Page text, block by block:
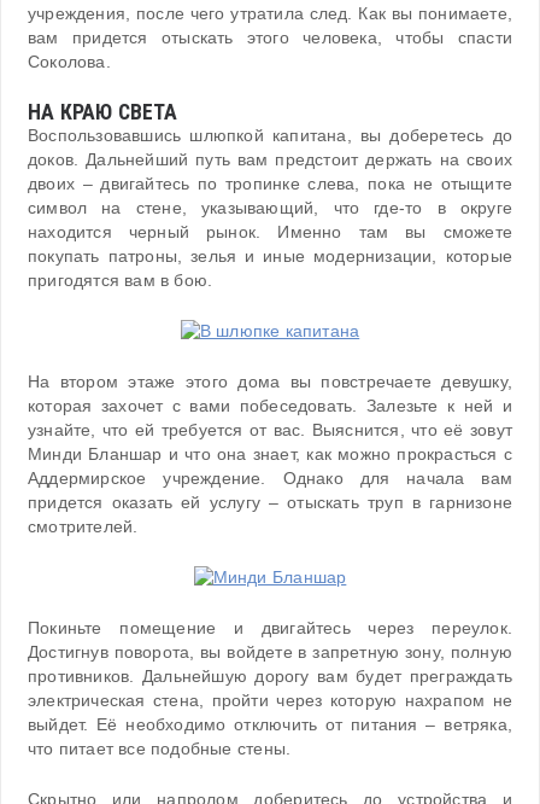
учреждения, после чего утратила след. Как вы понимаете,
вам придется отыскать этого человека, чтобы спасти
Соколова.
НА КРАЮ СВЕТА
Воспользовавшись шлюпкой капитана, вы доберетесь до
доков. Дальнейший путь вам предстоит держать на своих
двоих – двигайтесь по тропинке слева, пока не отыщите
символ на стене, указывающий, что где-то в округе
находится черный рынок. Именно там вы сможете
покупать патроны, зелья и иные модернизации, которые
пригодятся вам в бою.
На втором этаже этого дома вы повстречаете девушку,
которая захочет с вами побеседовать. Залезьте к ней и
узнайте, что ей требуется от вас. Выяснится, что её зовут
Минди Бланшар и что она знает, как можно прокрасться с
Аддермирское учреждение. Однако для начала вам
придется оказать ей услугу – отыскать труп в гарнизоне
смотрителей.
Покиньте помещение и двигайтесь через переулок.
Достигнув поворота, вы войдете в запретную зону, полную
противников. Дальнейшую дорогу вам будет преграждать
электрическая стена, пройти через которую нахрапом не
выйдет. Её необходимо отключить от питания – ветряка,
что питает все подобные стены.
Скрытно или напролом доберитесь до устройства и